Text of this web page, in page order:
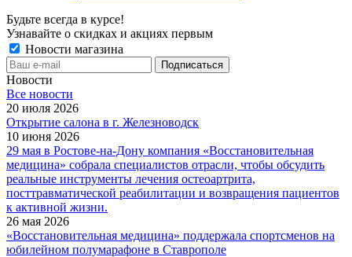
Будьте всегда в курсе!
Узнавайте о скидках и акциях первым
Новости магазина
Новости
Все новости
20 июля 2026
Открытие салона в г. Железноводск
10 июня 2026
29 мая в Ростове-на-Дону компания «Восстановительная
медицина» собрала специалистов отрасли, чтобы обсудить
реальные инструменты лечения остеоартрита,
посттравматической реабилитации и возвращения пациентов
к активной жизни.
26 мая 2026
«Восстановительная медицина» поддержала спортсменов на
юбилейном полумарафоне в Ставрополе